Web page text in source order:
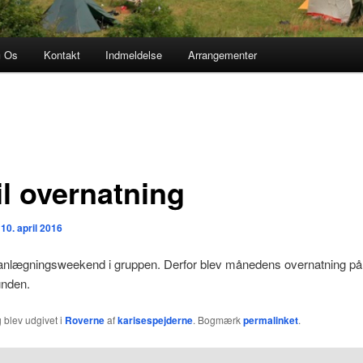
Os Kontakt Indmeldelse Arrangementer
overnatning
10. april 2016
i gruppen. Derfor blev månedens overnatning på
udgivet i Roverneafkarisespejderne. Bogmærkpermalinket.